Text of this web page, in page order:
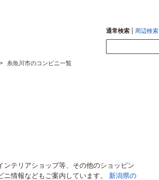
通常検索 周辺検索
> 糸魚川市のコンビニ一覧
テリアショップ等、その他のショッピン
情報などもご案内しています。 新潟県の